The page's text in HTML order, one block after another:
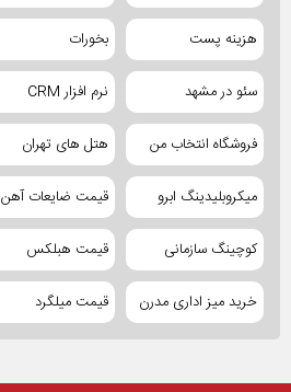
هزینه پست بخورات
سئو در مشهد نرم افزار CRM
فروشگاه انتخاب من هتل های تهران
میکروبلیدینگ ابرو قیمت ضایعات آهن
کوچینگ سازمانی قیمت هبلکس
خرید میز اداری مدرن قیمت میلگرد